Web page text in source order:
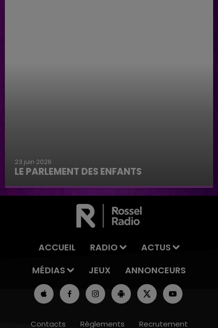
23 juin 2026
LE PARLEMENT DES ENFANTS
Le parlement des enfants
ACCUEIL RADIO
ACTUS
MÉDIAS
JEUX ANNONCEURS
Contacts Règlements Recrutement